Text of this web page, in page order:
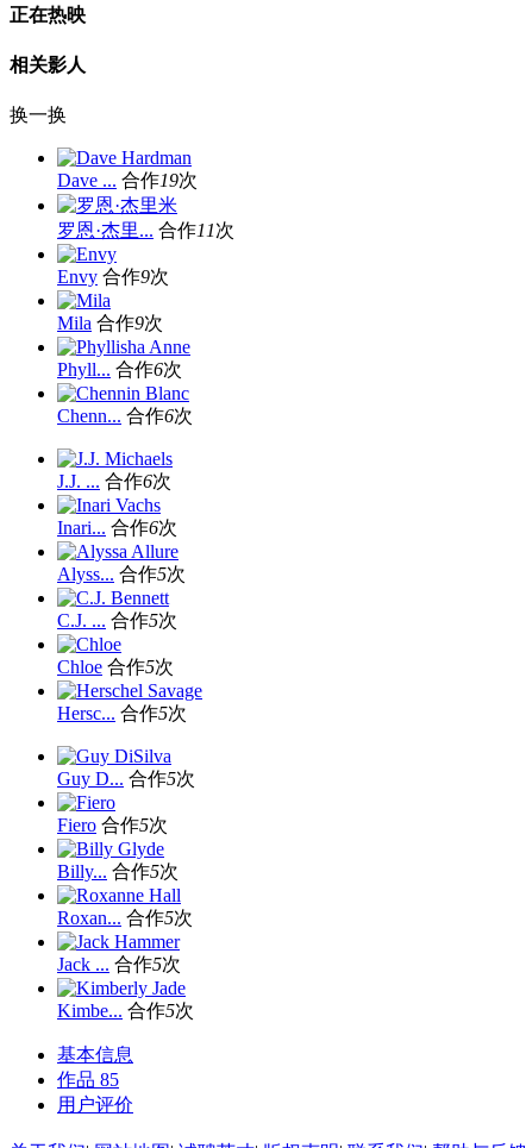
正在热映
相关影人
换一换
Dave ... 合作19次
罗恩·杰里... 合作11次
Envy 合作9次
Mila 合作9次
Phyll... 合作6次
Chenn... 合作6次
J.J. ... 合作6次
Inari... 合作6次
Alyss... 合作5次
C.J. ... 合作5次
Chloe 合作5次
Hersc... 合作5次
Guy D... 合作5次
Fiero 合作5次
Billy... 合作5次
Roxan... 合作5次
Jack ... 合作5次
Kimbe... 合作5次
基本信息
作品 85
用户评价